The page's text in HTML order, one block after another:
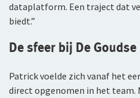
dataplatform. Een traject dat
biedt.”
De sfeer bij De Goudse
Patrick voelde zich vanaf het
direct opgenomen in het team.